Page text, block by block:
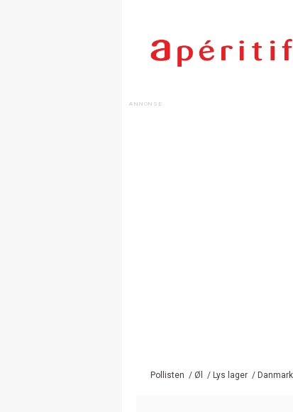
Pollisten / Øl / Lys lager / Danmark